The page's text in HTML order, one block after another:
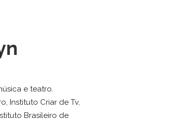
e teatro.
Instituto Criar de Tv,
Brasileiro de